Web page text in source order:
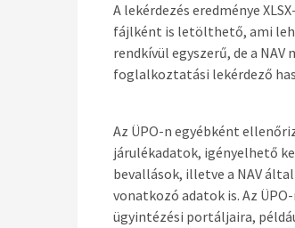
A lekérdezés eredménye
fájlként is letölthető, ami
rendkívül egyszerű, de a NAV
foglalkoztatási lekérdező
Az ÜPO-n egyébként
járulékadatok, igényelhető
bevallások, illetve a NAV
vonatkozó adatok is. Az
ügyintézési portáljaira,